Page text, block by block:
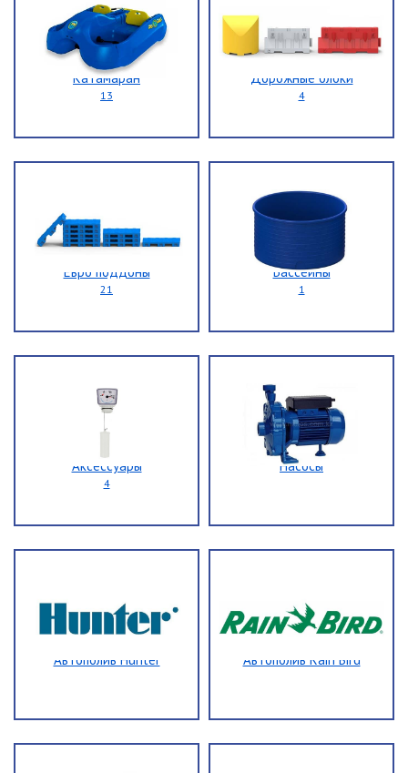
Катамаран
13
Дорожные блоки
4
Евро поддоны
21
Бассейны
1
Аксессуары
4
Насосы
Автополив Hunter Автополив Rain Bird